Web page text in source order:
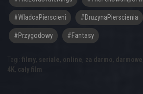
#WladcaPierscieni #DruzynaPierscienia
#przygodowy #fantasy
Tagi: filmy, seriale, online, za darmo, darmowe
4K, cały film